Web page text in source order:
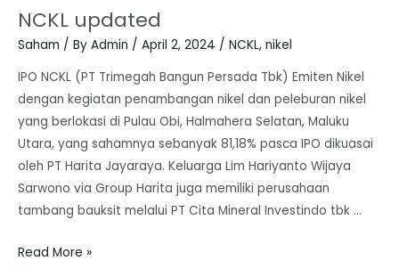
NCKL updated
Saham / By Admin / April 2, 2024 / NCKL, nikel
IPO NCKL (PT Trimegah Bangun Persada Tbk) Emiten Nikel
dengan kegiatan penambangan nikel dan peleburan nikel
yang berlokasi di Pulau Obi, Halmahera Selatan, Maluku
Utara, yang sahamnya sebanyak 81,18% pasca IPO dikuasai
oleh PT Harita Jayaraya. Keluarga Lim Hariyanto Wijaya
Sarwono via Group Harita juga memiliki perusahaan
tambang bauksit melalui PT Cita Mineral Investindo tbk …
Read More »